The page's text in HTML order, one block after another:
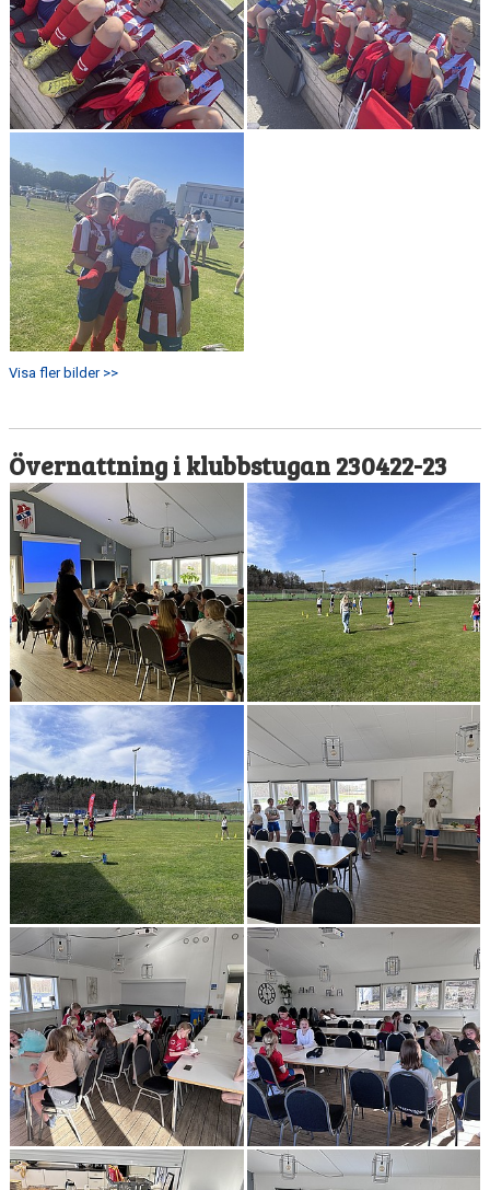
Visa fler bilder >>
Övernattning i klubbstugan 230422-23